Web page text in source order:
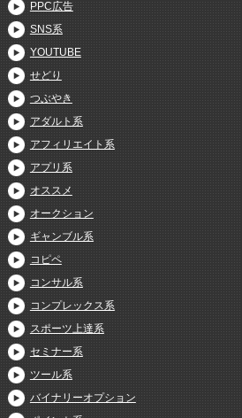
PPC広告
SNS系
YOUTUBE
せどり
つぶやき
アダルト系
アフィリエイト系
アプリ系
オススメ
オークション
ギャンブル系
コピペ
コンサル系
コンプレックス系
スポーツ上達系
セミナー系
ツール系
バイナリーオプション